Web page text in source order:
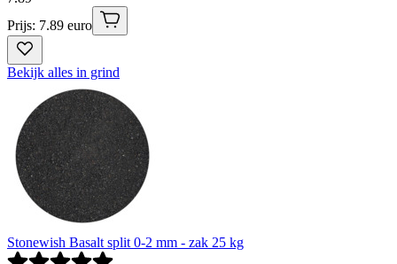
Prijs: 7.89 euro
Bekijk alles in grind
Stonewish Basalt split 0-2 mm - zak 25 kg